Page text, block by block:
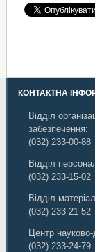
КОНТАКТНА
Відділ
забезпечення:
(032) 233-00-88
Відділ
(032) 233-15-02
Відділ
(032) 233-21-52
Центр науково-
(032) 233-24-79